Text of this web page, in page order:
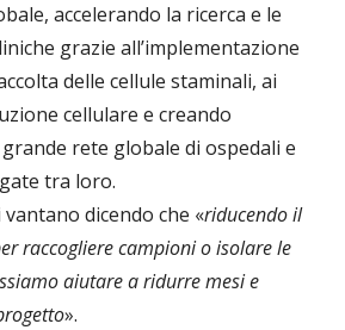
accelerando la ricerca e le
grazie all’implementazione
delle cellule staminali, ai
cellulare e creando
rete globale di ospedali e
tra loro.
dicendo che «riducendo il
raccogliere campioni o isolare le
aiutare a ridurre mesi e
».